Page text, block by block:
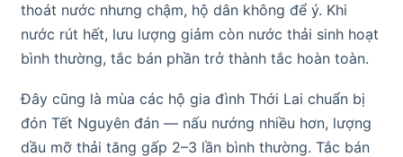
thoát nước nhưng chậm, hộ dân không để ý. Khi
nước rút hết, lưu lượng giảm còn nước thải sinh hoạt
bình thường, tắc bán phần trở thành tắc hoàn toàn.
Đây cũng là mùa các hộ gia đình Thới Lai chuẩn bị
đón Tết Nguyên đán — nấu nướng nhiều hơn, lượng
dầu mỡ thải tăng gấp 2–3 lần bình thường. Tắc bán